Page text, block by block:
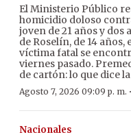
El Ministerio Público
homicidio doloso
joven de 21 años y
de Roselín, de 14 años,
víctima fatal se
viernes pasado.
de cartón: lo que dice
Agosto 7, 2026 09:09 p. m. ·
Nacionales